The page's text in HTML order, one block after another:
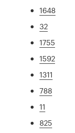
1648
32
1755
1592
1311
788
11
825